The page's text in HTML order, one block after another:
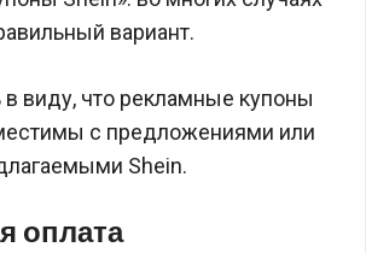
вариант.
виду, что рекламные купоны
с предложениями или
Shein.
оплата